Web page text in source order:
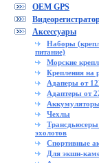
OEM GPS
Аксессуары
Наборы
питание)
Морские
Крепления на
Адаперы от
Адаптеры от
Аккумуляторы
Чехлы
эхолотов
Спортивные
Для экшн-